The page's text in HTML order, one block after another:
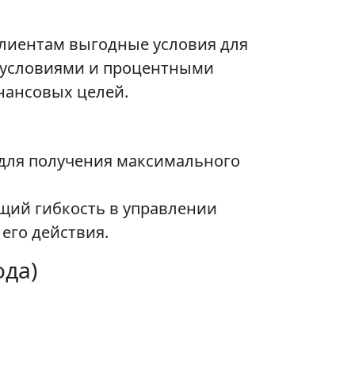
выгодные условия для
и процентными
целей.
получения максимального
гибкость в управлении
действия.